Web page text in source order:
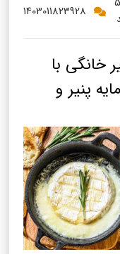
1403011823928
خانگی با
پنیر و